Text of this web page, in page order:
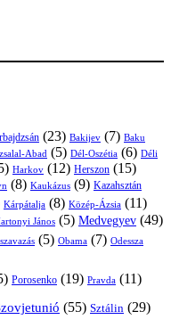
(23) Bakijev (7) Baku
Abad (5) Dél-Oszétia (6) Déli
Harkov (12) Herszon (15)
(8) Kaukázus (9) Kazahsztán
Kárpátalja (8) Közép-Ázsia (11)
János (5) Medvegyev (49)
(5) Obama (7) Odessza
Porosenko (19) Pravda (11)
(55) Sztálin (29)